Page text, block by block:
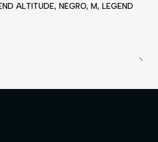
ALTITUDE, NEGRO, M, LEGEND